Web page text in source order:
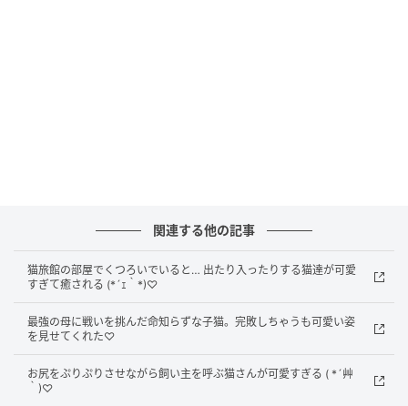
何度も穴の中にヌルッと入って、ニョキッと
出てくる茶白猫さんがとっても可愛かった♪
の記事をもっとみる
関連する他の記事
猫旅館の部屋でくつろいでいると… 出たり入ったりする猫達が可愛
すぎて癒される (*´ｪ｀*)♡
最強の母に戦いを挑んだ命知らずな子猫。完敗しちゃうも可愛い姿
を見せてくれた♡
お尻をぷりぷりさせながら飼い主を呼ぶ猫さんが可愛すぎる ( *´艸
｀)♡